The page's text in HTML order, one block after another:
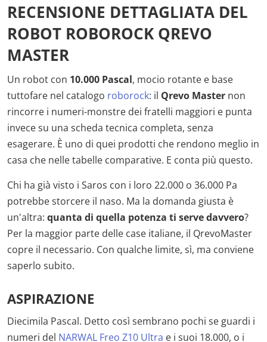
RECENSIONE DETTAGLIATA DEL
ROBOT ROBOROCK QREVO
MASTER
Un robot con 10.000 Pascal, mocio rotante e base
tuttofare nel catalogo roborock: il Qrevo Master non
rincorre i numeri-monstre dei fratelli maggiori e punta
invece su una scheda tecnica completa, senza
esagerare. È uno di quei prodotti che rendono meglio in
casa che nelle tabelle comparative. E conta più questo.
Chi ha già visto i Saros con i loro 22.000 o 36.000 Pa
potrebbe storcere il naso. Ma la domanda giusta è
un'altra: quanta di quella potenza ti serve davvero?
Per la maggior parte delle case italiane, il QrevoMaster
copre il necessario. Con qualche limite, sì, ma conviene
saperlo subito.
ASPIRAZIONE
Diecimila Pascal. Detto così sembrano pochi se guardi i
numeri del NARWAL Freo Z10 Ultra e i suoi 18.000, o i